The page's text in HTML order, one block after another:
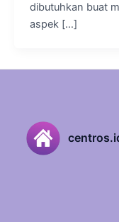
dibutuhkan buat
aspek […]